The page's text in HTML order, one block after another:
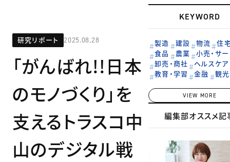
研究リポート 2025.08.28
「がんばれ!!日本
のモノづくり」を
支えるトラスコ中
山のデジタル戦
KEYWORD
製造 建設 物流
住
食品
農業
小売・サ
卸売・商社
ヘルスケア
教育・学習
金融 観
VIEW MORE
編集部オススメ記